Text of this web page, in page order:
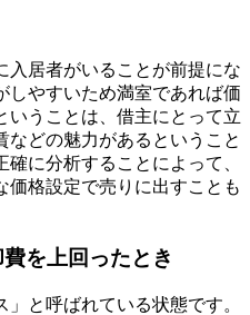
入居者がいることが前提にな
しやすいため満室であれば価
いうことは、借主にとって立
どの魅力があるということ
に分析することによって、
価格設定で売りに出すことも
を上回ったとき
と呼ばれている状態です。